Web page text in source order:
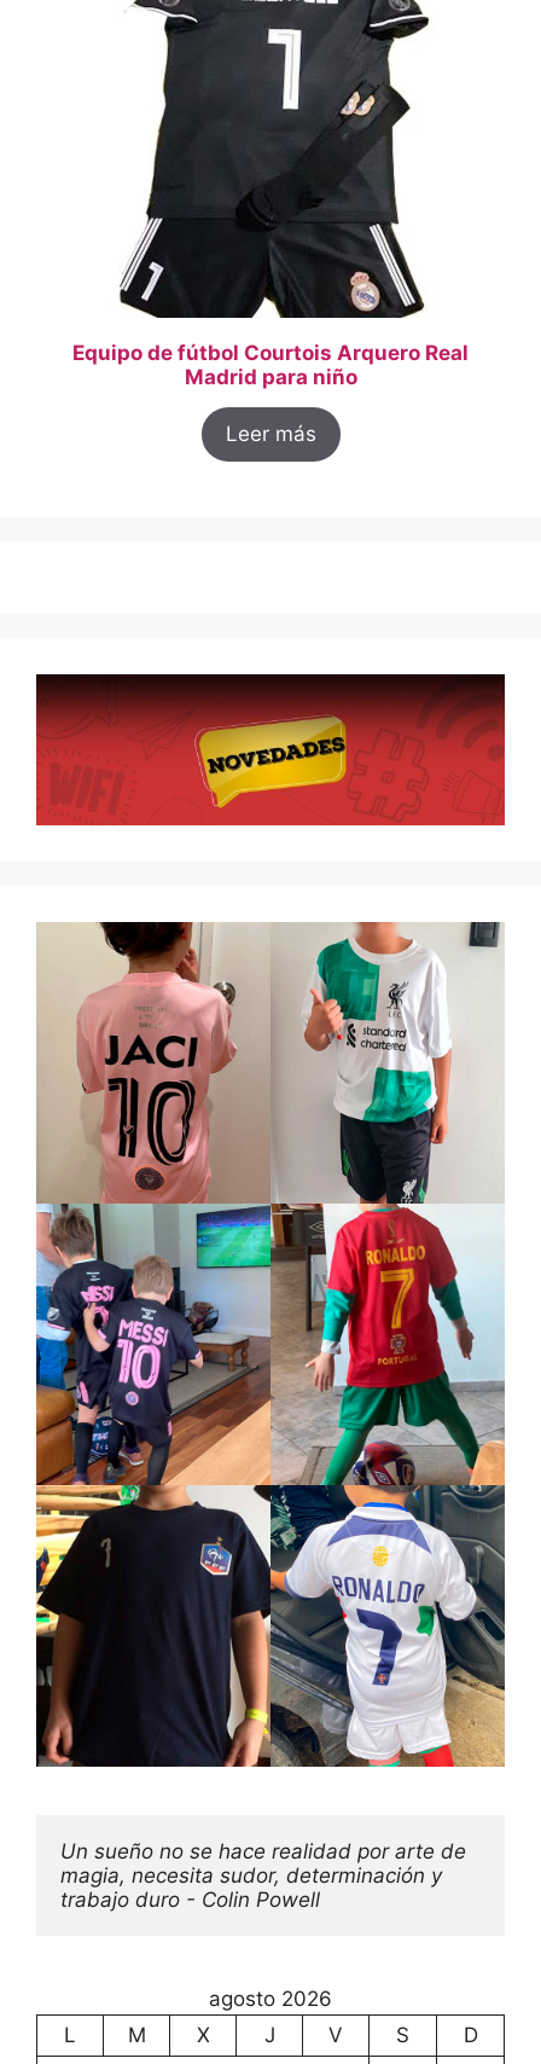
Equipo de fútbol Courtois Arquero Real
Madrid para niño
Leer más
Un sueño no se hace realidad por arte de
magia, necesita sudor, determinación y
trabajo duro - Colin Powell
agosto 2026
L
M X J V S
D